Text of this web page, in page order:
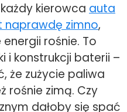
kierowca auta
naprawdę zimno,
rośnie. To
i konstrukcji baterii –
że zużycie paliwa
rośnie zimą. Czy
dałoby się spać